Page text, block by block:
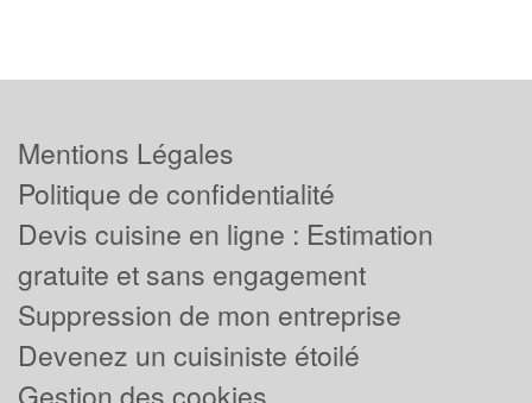
Mentions Légales
Politique de confidentialité
Devis cuisine en ligne : Estimation
gratuite et sans engagement
Suppression de mon entreprise
Devenez un cuisiniste étoilé
Gestion des cookies